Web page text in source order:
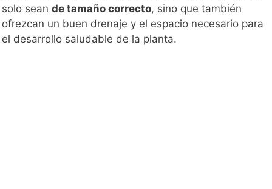
solo sean de tamaño correcto, sino que también
ofrezcan un buen drenaje y el espacio necesario para
el desarrollo saludable de la planta.